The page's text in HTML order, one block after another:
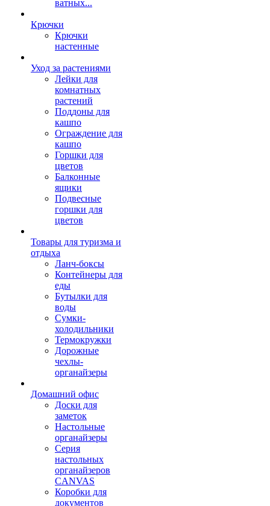
ватных...
Крючки
Крючки
настенные
Уход за растениями
Лейки для
комнатных
растений
Поддоны для
кашпо
Ограждение для
кашпо
Горшки для
цветов
Балконные
ящики
Подвесные
горшки для
цветов
Товары для туризма и
отдыха
Ланч-боксы
Контейнеры для
еды
Бутылки для
воды
Сумки-
холодильники
Термокружки
Дорожные
чехлы-
органайзеры
Домашний офис
Доски для
заметок
Настольные
органайзеры
Серия
настольных
органайзеров
CANVAS
Коробки для
документов